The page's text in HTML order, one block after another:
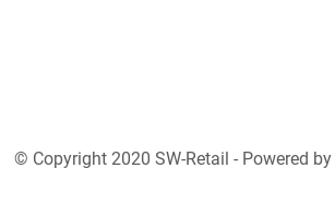
© Copyright 2020 SW-Retail - Powered by